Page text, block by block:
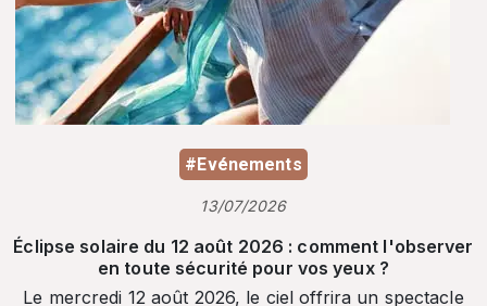
#Evénements
13/07/2026
Éclipse solaire du 12 août 2026 : comment l'observer
en toute sécurité pour vos yeux ?
Le mercredi 12 août 2026, le ciel offrira un spectacle